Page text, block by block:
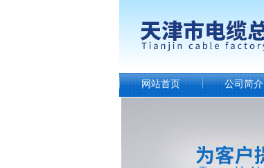
网站首页 公司简介